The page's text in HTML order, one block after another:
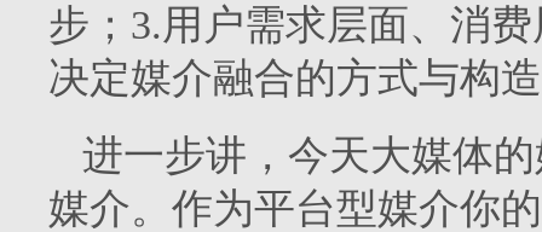
步；3.用户需求层面、消
决定媒介融合的方式与构
进一步讲，今天大媒体
媒介。作为平台型媒介你